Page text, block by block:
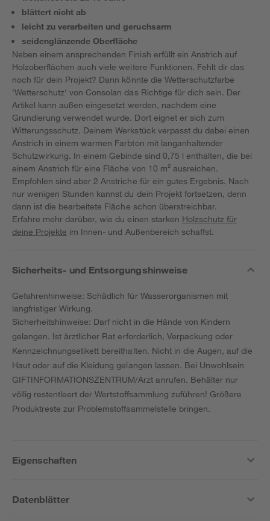
blättert nicht ab
leicht zu verarbeiten und geruchsarm
seidenglänzende Oberfläche
Neben einem ansprechenden Finish erfüllt ein Anstrich auf
Holzoberflächen auch viele weitere Funktionen. Fehlt dir das
noch für dein Projekt? Dann könnte die Wetterschutzfarbe
'Wetterschutz' von Consolan das Richtige für dich sein. Der
Artikel kann außen eingesetzt werden, nachdem eine
Grundierung verwendet wurde. Dort eignet er sich zum
Witterungsschutz. Deinem Werkstück verpasst du dabei einen
Anstrich in einem warmen Farbton mit langanhaltender
Schutzwirkung. In einem Gebinde sind 0,75 l enthalten, die bei
einem Anstrich für eine Fläche von 10 m² ausreichen.
Empfohlen sind aber 2 Anstriche für ein gutes Ergebnis. Nach
nur wenigen Stunden kannst du dein Projekt fortsetzen, denn
dann ist die bearbeitete Fläche schon überstreichbar.
Erfahre mehr darüber, wie du einen starken Holzschutz für
deine Projekte im Innen- und Außenbereich schaffst.
Sicherheits- und Entsorgungshinweise
Gefahrenhinweise: Schädlich für Wasserorganismen mit
langfristiger Wirkung.
Sicherheitshinweise: Darf nicht in die Hände von Kindern
gelangen. Ist ärztlicher Rat erforderlich, Verpackung oder
Kennzeichnungsetikett bereithalten. Nicht in die Augen, auf die
Haut oder auf die Kleidung gelangen lassen. Bei Unwohlsein
GIFTINFORMATIONSZENTRUM/Arzt anrufen. Behälter nur
völlig restentleert der Wertstoffsammlung zuführen! Größere
Produktreste zur Problemstoffsammelstelle bringen.
Eigenschaften
Datenblätter